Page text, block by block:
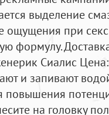
выделение
ощущения при
формулу.
Сиалис
и запивают
повышения
на головку